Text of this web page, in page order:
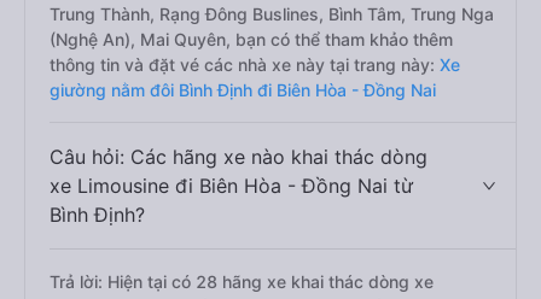
Trung Thành, Rạng Đông Buslines, Bình Tâm, Trung Nga
(Nghệ An), Mai Quyên, bạn có thể tham khảo thêm
thông tin và đặt vé các nhà xe này tại trang này: Xe
giường nằm đôi Bình Định đi Biên Hòa - Đồng Nai
Câu hỏi: Các hãng xe nào khai thác dòng
xe Limousine đi Biên Hòa - Đồng Nai từ
Bình Định?
Trả lời: Hiện tại có 28 hãng xe khai thác dòng xe